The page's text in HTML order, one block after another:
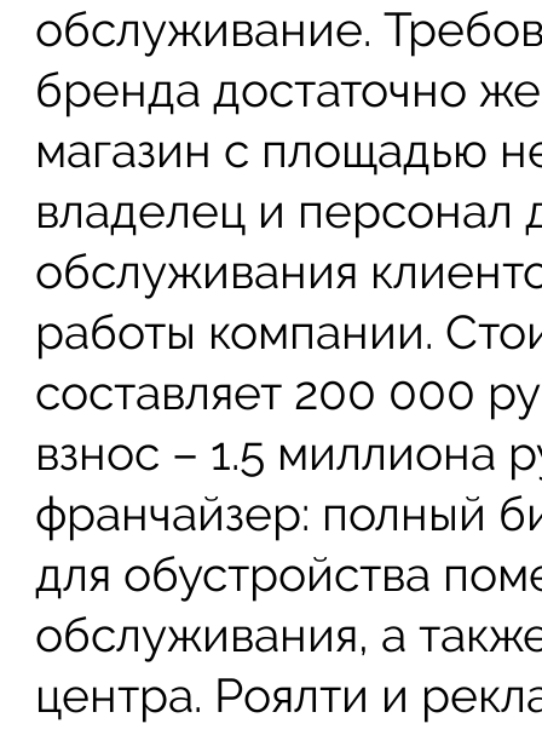
обслуживание.
бренда достаточно
магазин с площадью
владелец и персонал
обслуживания
работы компании.
составляет 200 000
взнос – 1.5 миллиона
франчайзер: полный
для обустройства
обслуживания, а
центра. Роялти и